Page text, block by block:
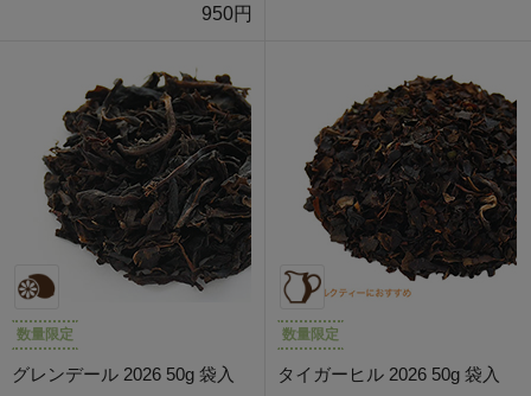
950円
数量限定
グレンデール 2026 50g 袋入
数量限定
タイガーヒル 2026 50g 袋入